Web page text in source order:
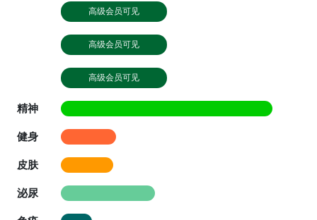
高级会员可见
高级会员可见
高级会员可见
精神
健身
皮肤
泌尿